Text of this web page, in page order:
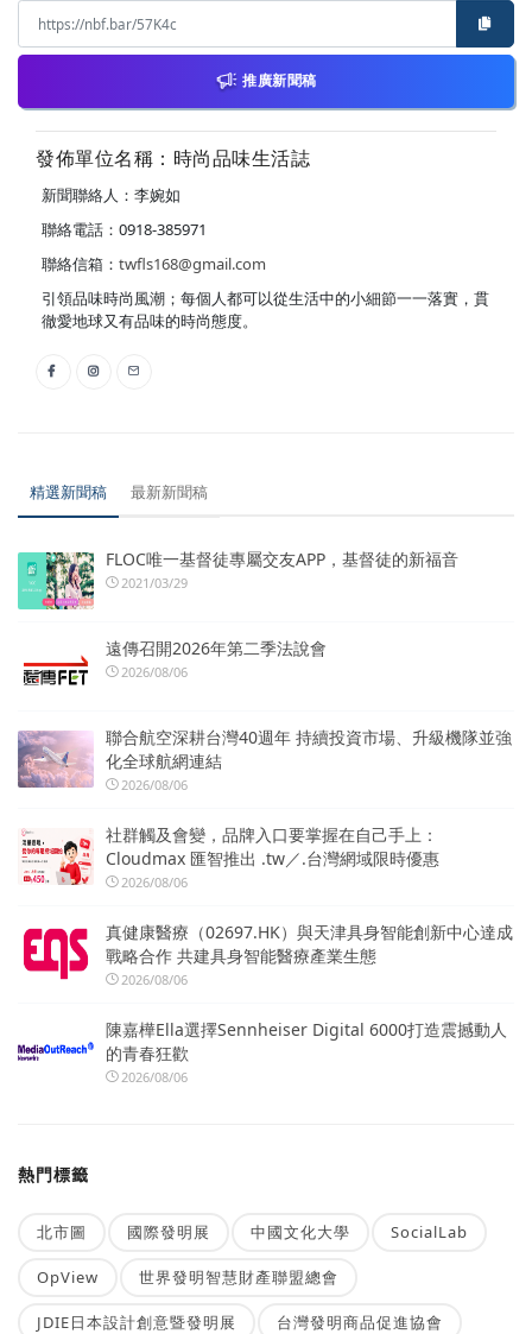
推廣新聞稿
發佈單位名稱：時尚品味生活誌
新聞聯絡人：李婉如
聯絡電話：0918-385971
聯絡信箱： twfls168@gmail.com
引領品味時尚風潮；每個人都可以從生活中的小細節一一落實，貫
徹愛地球又有品味的時尚態度。
精選新聞稿 最新新聞稿
FLOC唯一基督徒專屬交友APP，基督徒的新福音
2021/03/29
遠傳召開2026年第二季法說會
2026/08/06
聯合航空深耕台灣40週年 持續投資市場、升級機隊並強
化全球航網連結
2026/08/06
社群觸及會變，品牌入口要掌握在自己手上：
Cloudmax 匯智推出 .tw／.台灣網域限時優惠
2026/08/06
真健康醫療（02697.HK）與天津具身智能創新中心達成
戰略合作 共建具身智能醫療產業生態
2026/08/06
陳嘉樺Ella選擇Sennheiser Digital 6000打造震撼動人
的青春狂歡
2026/08/06
熱門標籤
北市圖 國際發明展 中國文化大學 SocialLab
OpView 世界發明智慧財產聯盟總會
JDIE日本設計創意暨發明展 台灣發明商品促進協會